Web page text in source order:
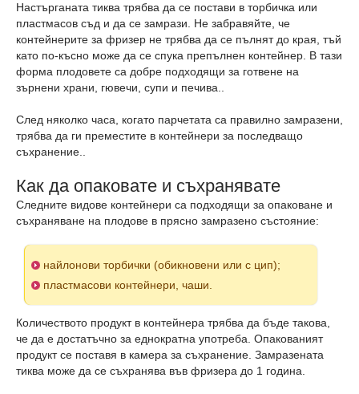
Настърганата тиква трябва да се постави в торбичка или
пластмасов съд и да се замрази. Не забравяйте, че
контейнерите за фризер не трябва да се пълнят до края, тъй
като по-късно може да се спука препълнен контейнер. В тази
форма плодовете са добре подходящи за готвене на
зърнени храни, гювечи, супи и печива..
След няколко часа, когато парчетата са правилно замразени,
трябва да ги преместите в контейнери за последващо
съхранение..
Как да опаковате и съхранявате
Следните видове контейнери са подходящи за опаковане и
съхраняване на плодове в прясно замразено състояние:
найлонови торбички (обикновени или с цип);
пластмасови контейнери, чаши.
Количеството продукт в контейнера трябва да бъде такова,
че да е достатъчно за еднократна употреба. Опакованият
продукт се поставя в камера за съхранение. Замразената
тиква може да се съхранява във фризера до 1 година.